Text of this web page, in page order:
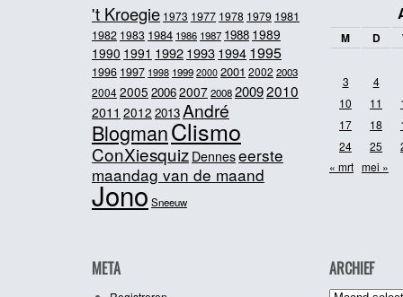
't Kroegie 1973 1977 1978 1979 1981
1982 1983 1984 1986 1987 1988 1989
1990 1991 19921993 1994 1995
1996 1997 1998 1999 2000 2001 2002 2003
20042005 20062007200820092010
2011 2012 2013André
BlogmanClismo
ConXiesquiz Denneseerste
maandag van de maand
JonoSneeuw
M D
3
4
10
11
17
18
24
25
« mrt mei »
META ARCHIEF